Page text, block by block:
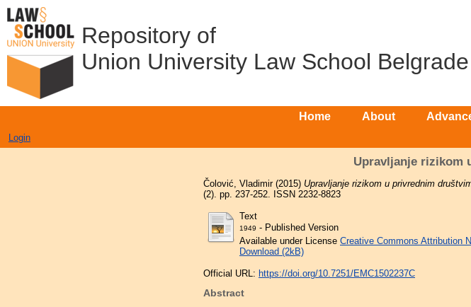
Repository of
Union University Law School Belgrade
Home About
Login
Upravljanje rizikom
Čolović, Vladimir(2015) Upravljanje rizikom u privrednim
(2). pp. 237-252. ISSN 2232-8823
Text
1949 - Published Version
Available under License Creative Commons Attribution
Download (2kB)
Official URL: https://doi.org/10.7251/EMC1502237C
Abstract